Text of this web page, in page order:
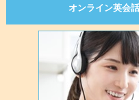
オンライン英会